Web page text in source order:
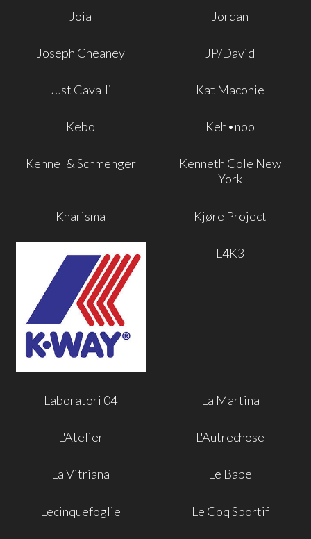
Joia Jordan
Joseph Cheaney JP/David
Just Cavalli Kat Maconie
Kebo Keh•noo
Kennel & Schmenger
Kenneth Cole New
York
Kharisma Kjøre Project
L4K3
Laboratori 04 La Martina
L'Atelier L'Autrechose
La Vitriana Le Babe
Lecinquefoglie Le Coq Sportif